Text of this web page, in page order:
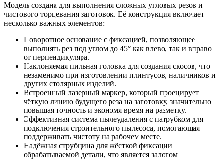
Модель создана для выполнения сложных угловых резов и
чистового торцевания заготовок. Её конструкция включает
несколько важных элементов:
Поворотное основание с фиксацией, позволяющее
выполнять рез под углом до 45° как влево, так и вправо
от перпендикуляра.
Наклоняемая пильная головка для создания скосов, что
незаменимо при изготовлении плинтусов, наличников и
других столярных изделий.
Встроенный лазерный маркер, который проецирует
чёткую линию будущего реза на заготовку, значительно
повышая точность и экономя время на разметку.
Эффективная система пылеудаления с патрубком для
подключения строительного пылесоса, помогающая
поддерживать чистоту на рабочем месте.
Надёжная струбцина для жёсткой фиксации
обрабатываемой детали, что является залогом